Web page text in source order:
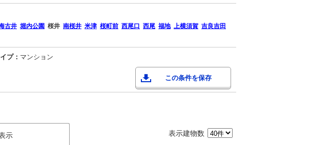
古井 堀内公園 桜井 南桜井 米津 桜町前 西尾口 西尾 福地 上横須賀 吉良吉田
プ： マンション
この条件を保存
示 表示建物数